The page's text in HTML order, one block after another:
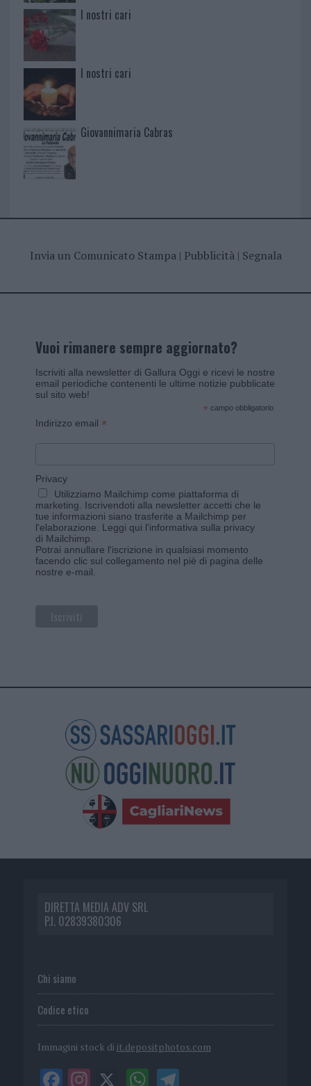
I nostri cari
I nostri cari
Giovannimaria Cabras
Invia un Comunicato Stampa| Pubblicità| Segnala
Vuoi rimanere sempre aggiornato?
Iscriviti alla newsletter di Gallura Oggi e ricevi le nostre
email periodiche contenenti le ultime notizie pubblicate
sul sito web!
* campo obbligatorio
Indirizzo email *
Privacy
Utilizziamo Mailchimp come piattaforma di
marketing. Iscrivendoti alla newsletter accetti che le
tue informazioni siano trasferite a Mailchimp per
l'elaborazione. Leggi qui l'informativa sulla privacy
di Mailchimp
Potrai annullare l'iscrizione in qualsiasi momento
facendo clic sul collegamento nel piè di pagina delle
nostre e-mail.
DIRETTA MEDIA ADV SRL
P.I. 02839380306
Chi siamo
Codice etico
Immagini stock di it.depositphotos.com